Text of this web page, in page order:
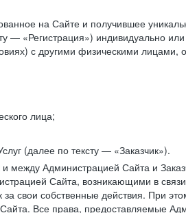
на Сайте и получившее
«Регистрация») индивидуально
с другими физическими
лица;
(далее по тексту — «Заказчик»).
между Администрацией Сайта и
Сайта, возникающими в
свои собственные действия. При
Все права, предоставляемые